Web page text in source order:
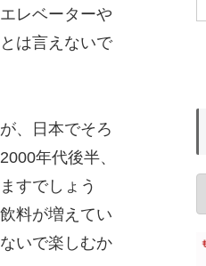
レベーターや
は言えないで
、日本でそろ
年代後半、
すでしょう
料が増えてい
いで楽しむか